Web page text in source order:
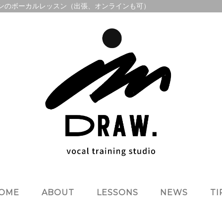
ーカルレッスン（出張、オンラインも可）
ABOUT LESSONS NEWS